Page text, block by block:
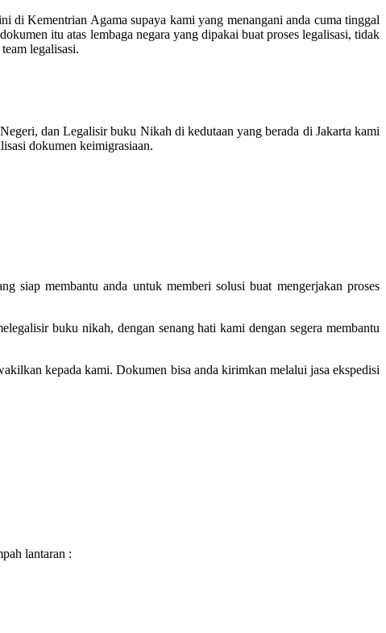
di Kementrian Agama supaya kami yang menangani anda cuma tinggal
itu atas lembaga negara yang dipakai buat proses legalisasi, tidak
legalisasi.
dan Legalisir buku Nikah di kedutaan yang berada di Jakarta kami
dokumen keimigrasiaan.
siap membantu anda untuk memberi solusi buat mengerjakan proses
buku nikah, dengan senang hati kami dengan segera membantu
kepada kami. Dokumen bisa anda kirimkan melalui jasa ekspedisi
lantaran :